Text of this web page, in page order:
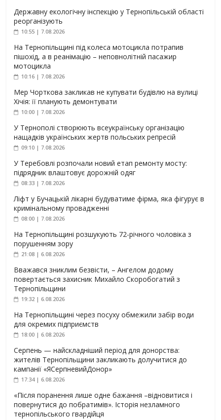
Державну екологічну інспекцію у Тернопільській області
реорганізують
10:55 | 7.08.2026
На Тернопільщині під колеса мотоцикла потрапив
пішохід, а в реанімацію – неповнолітній пасажир
мотоцикла
10:16 | 7.08.2026
Мер Чорткова закликав не купувати будівлю на вулиці
Хічія: її планують демонтувати
10:00 | 7.08.2026
У Тернополі створюють всеукраїнську організацію
нащадків українських жертв польських репресій
09:10 | 7.08.2026
У Теребовлі розпочали новий етап ремонту мосту:
підрядник влаштовує дорожній одяг
08:33 | 7.08.2026
Ліфт у Бучацькій лікарні будуватиме фірма, яка фігурує в
кримінальному провадженні
08:00 | 7.08.2026
На Тернопільщині розшукують 72-річного чоловіка з
порушенням зору
21:08 | 6.08.2026
Вважався зниклим безвісти, – Ангелом додому
повертається захисник Михайло Скоробогатий з
Тернопільщини
19:32 | 6.08.2026
На Тернопільщині через посуху обмежили забір води
для окремих підприємств
18:00 | 6.08.2026
Серпень — найскладніший період для донорства:
жителів Тернопільщини закликають долучитися до
кампанії «ЯСерпневийДонор»
17:34 | 6.08.2026
«Після поранення лише одне бажання –відновитися і
повернутися до побратимів». Історія незламного
тернопільського гвардійця